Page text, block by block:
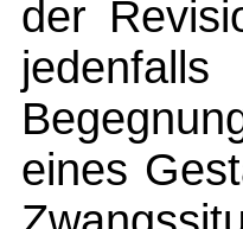
der
eines